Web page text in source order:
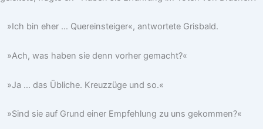
»Ich bin eher … Quereinsteiger«, antwortete Grisbald.
»Ach, was haben sie denn vorher gemacht?«
»Ja … das Übliche. Kreuzzüge und so.«
»Sind sie auf Grund einer Empfehlung zu uns gekommen?«